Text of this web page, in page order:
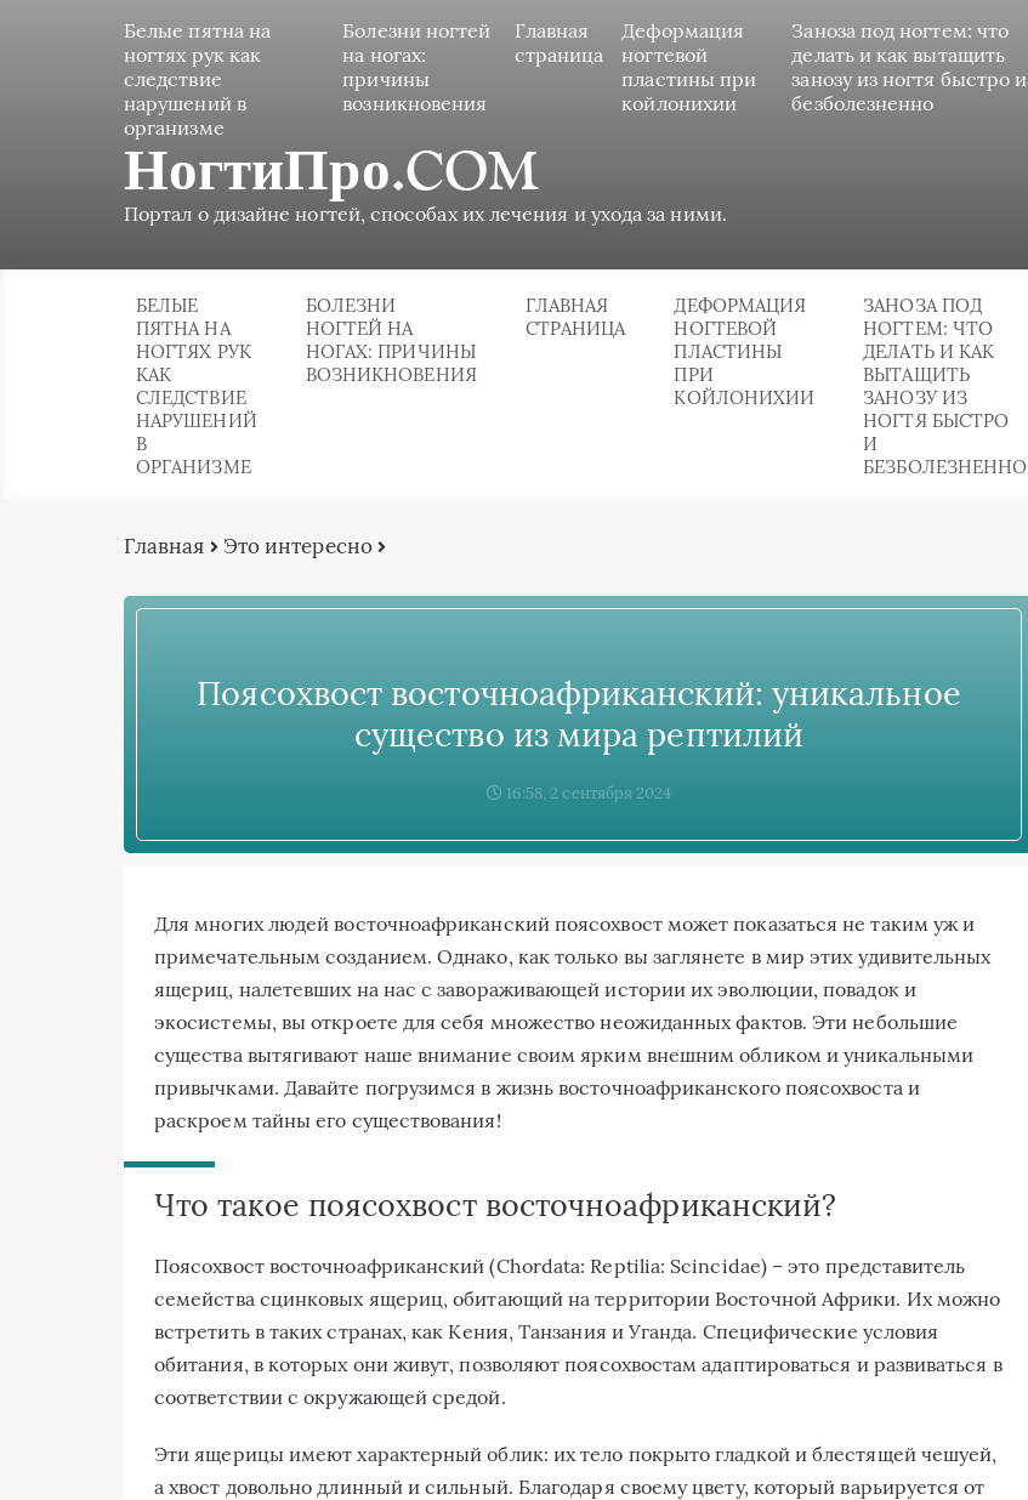
Белые пятна на
ногтях рук как
следствие
нарушений в
организме
Болезни ногтей
на ногах:
причины
возникновения
Главная
страница
Деформация
ногтевой
пластины при
койлонихии
Заноза под ногтем: что
делать и как вытащить
занозу из ногтя быстро и
безболезненно
НогтиПро.COM
Портал о дизайне ногтей, способах их лечения и ухода за ними.
БЕЛЫЕ
ПЯТНА НА
НОГТЯХ РУК
КАК
СЛЕДСТВИЕ
НАРУШЕНИЙ
В
ОРГАНИЗМЕ
БОЛЕЗНИ
НОГТЕЙ НА
НОГАХ: ПРИЧИНЫ
ВОЗНИКНОВЕНИЯ
ГЛАВНАЯ
СТРАНИЦА
ДЕФОРМАЦИЯ
НОГТЕВОЙ
ПЛАСТИНЫ
ПРИ
КОЙЛОНИХИИ
ЗАНОЗА ПОД
НОГТЕМ: ЧТО
ДЕЛАТЬ И КАК
ВЫТАЩИТЬ
ЗАНОЗУ ИЗ
НОГТЯ БЫСТРО
И
БЕЗБОЛЕЗНЕННО
Главная Это интересно
Поясохвост восточноафриканский: уникальное
существо из мира рептилий
16:58, 2 сентября 2024
Для многих людей восточноафриканский поясохвост может показаться не таким уж и
примечательным созданием. Однако, как только вы заглянете в мир этих удивительных
ящериц, налетевших на нас с завораживающей истории их эволюции, повадок и
экосистемы, вы откроете для себя множество неожиданных фактов. Эти небольшие
существа вытягивают наше внимание своим ярким внешним обликом и уникальными
привычками. Давайте погрузимся в жизнь восточноафриканского поясохвоста и
раскроем тайны его существования!
Что такое поясохвост восточноафриканский?
Поясохвост восточноафриканский (Chordata: Reptilia: Scincidae) – это представитель
семейства сцинковых ящериц, обитающий на территории Восточной Африки. Их можно
встретить в таких странах, как Кения, Танзания и Уганда. Специфические условия
обитания, в которых они живут, позволяют поясохвостам адаптироваться и развиваться в
соответствии с окружающей средой.
Эти ящерицы имеют характерный облик: их тело покрыто гладкой и блестящей чешуей,
а хвост довольно длинный и сильный. Благодаря своему цвету, который варьируется от